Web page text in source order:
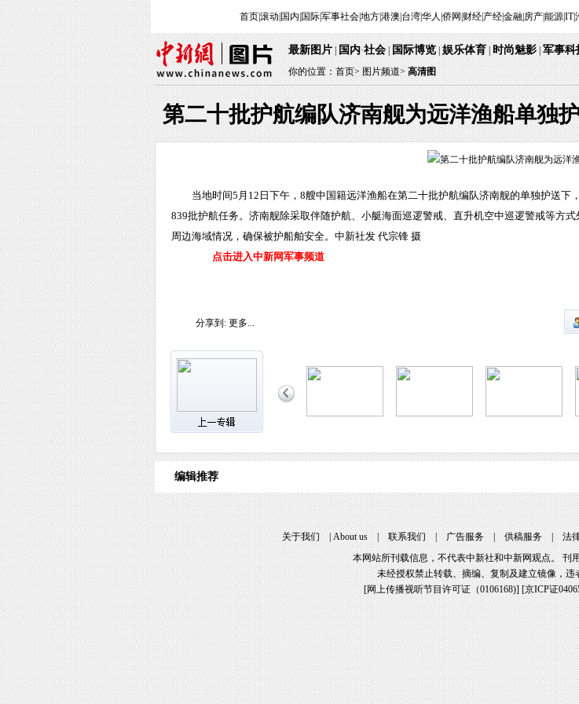
首页|滚动 国内 国际|军事社会|地方|港澳 台湾|华人 侨网 财经| 产经|金融| 房产|能源|IT|
最新图片|国内·社会|国际博览|娱乐体育|时尚魅影|军事科
你的位置：首页>图片频道> 高清图
第二十批护航编队济南舰为远洋渔船单独
当地时间5月12日下午，8艘中国籍远洋渔船在第二十批护航编队济南舰的单独护送
839批护航任务。济南舰除采取伴随护航、小艇海面巡逻警戒、直升机空中巡逻警戒等方
周边海域情况，确保被护船舶安全。中新社发 代宗锋 摄
点击进入中新网军事频道
分享到: 更多...
编辑推荐
关于我们|About us|联系我们|广告服务|供稿服务|法
本网站所刊载信息，不代表中新社和中新网观点。 刊
未经授权禁止转载、摘编、复制及建立镜像，
[网上传播视听节目许可证（0106168)] [京ICP证